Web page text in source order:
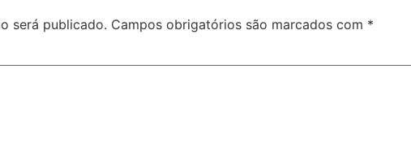
será publicado. Campos obrigatórios são marcados com *